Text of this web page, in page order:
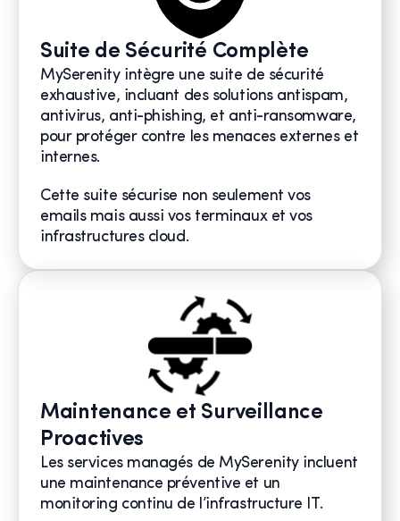
Suite de Sécurité Complète
MySerenity intègre une suite de sécurité
exhaustive, incluant des solutions antispam,
antivirus, anti-phishing, et anti-ransomware,
pour protéger contre les menaces externes et
internes.
Cette suite sécurise non seulement vos
emails mais aussi vos terminaux et vos
infrastructures cloud.
Maintenance et Surveillance
Proactives
Les services managés de MySerenity incluent
une maintenance préventive et un
monitoring continu de l’infrastructure IT.